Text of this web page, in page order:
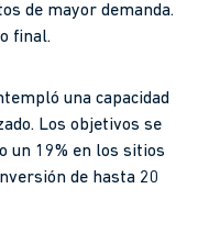
de mayor demanda.
final.
una capacidad
Los objetivos se
un 19% en los sitios
de hasta 20